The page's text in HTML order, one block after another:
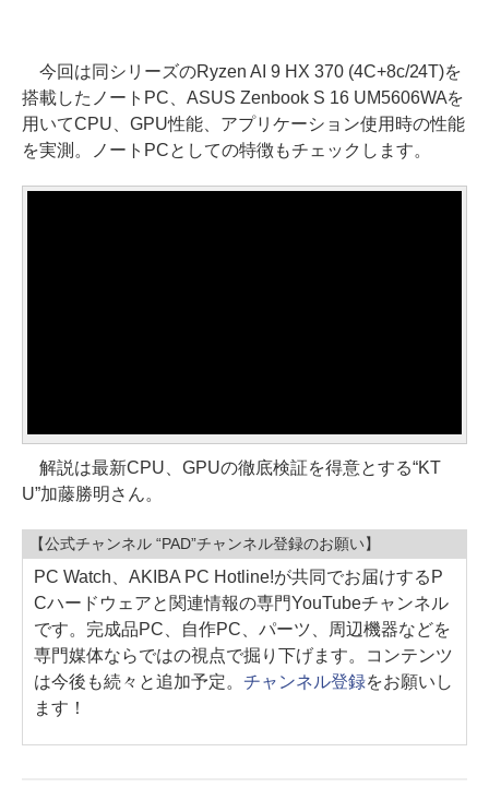
今回は同シリーズのRyzen AI 9 HX 370 (4C+8c/24T)を
搭載したノートPC、ASUS Zenbook S 16 UM5606WAを
用いてCPU、GPU性能、アプリケーション使用時の性能
を実測。ノートPCとしての特徴もチェックします。
解説は最新CPU、GPUの徹底検証を得意とする“KT
U”加藤勝明さん。
【公式チャンネル “PAD”チャンネル登録のお願い】
PC Watch、AKIBA PC Hotline!が共同でお届けするP
Cハードウェアと関連情報の専門YouTubeチャンネル
です。完成品PC、自作PC、パーツ、周辺機器などを
専門媒体ならではの視点で掘り下げます。コンテンツ
は今後も続々と追加予定。 チャンネル登録をお願いし
ます！